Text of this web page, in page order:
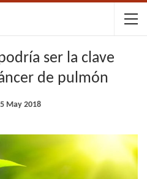
ser la clave
de pulmón
May 2018